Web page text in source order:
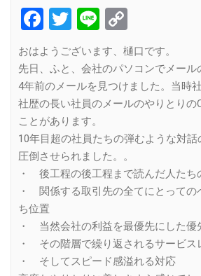
Facebook
Twitter
Line
Link
おはようございます、樋口です。
先日、ふと、会社のパソコンでメール
4年前のメールを見つけました。当時
社歴の長い社員のメールのやりとりの
ことがあります。
10年目超の社員たちの弾むような対話
圧倒させられました。。
・ 後工程の後工程まで読んだ人たち
・ 関係する取引先の全てにとっての
ち位置
・ 当然会社の利益を最優先にした優
・ その階層で繰り返されるサービス
・ そしてスピード感溢れる対応